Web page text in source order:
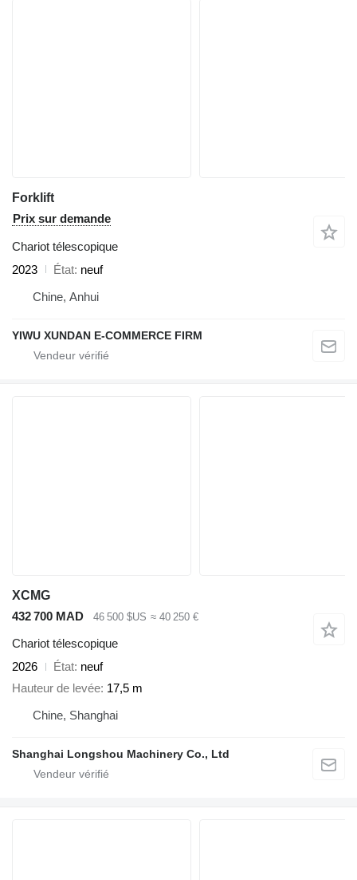
Forklift
Prix sur demande
Chariot télescopique
2023
État neuf
Chine, Anhui
YIWU XUNDAN E-COMMERCE FIRM
XCMG
432 700 MAD
46 500 $US ≈ 40 250 €
Chariot télescopique
2026
État neuf
Hauteur de levée 17,5 m
Chine, Shanghai
Shanghai Longshou Machinery Co., Ltd